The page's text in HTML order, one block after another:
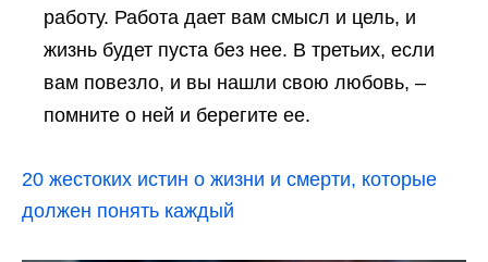
работу. Работа дает вам смысл и цель, и
жизнь будет пуста без нее. В третьих, если
вам повезло, и вы нашли свою любовь, –
помните о ней и берегите ее.
20 жестоких истин о жизни и смерти, которые
должен понять каждый